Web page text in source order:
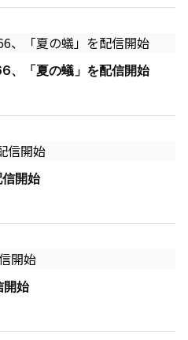
「夏の蟻」を配信開始
開始
始